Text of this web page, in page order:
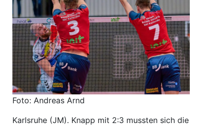
Foto: Andreas Arnd
Karlsruhe (JM). Knapp mit 2:3 mussten sich die